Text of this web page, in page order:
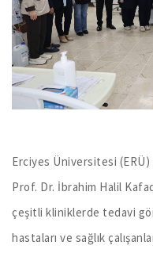
Erciyes Üniversitesi
Prof. Dr. İbrahim Halil
çeşitli kliniklerde tedavi
hastaları ve sağlık